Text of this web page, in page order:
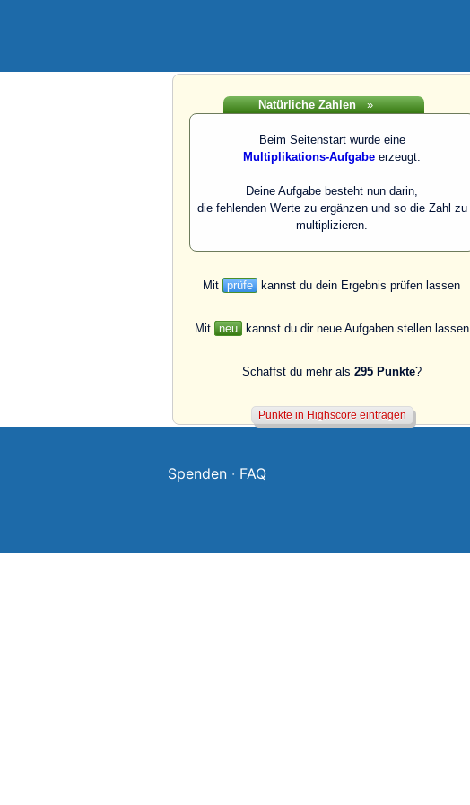
Natürliche Zahlen»
Beim Seitenstart wurde eine
Multiplikations-Aufgabe erzeugt.
Deine Aufgabe besteht nun darin,
die fehlenden Werte zu ergänzen und so die Zahl zu
multiplizieren.
Mit prüfe kannst du dein Ergebnis prüfen lassen
Mit neu kannst du dir neue Aufgaben stellen lassen
Schaffst du mehr als295 Punkte?
Spenden · FAQ